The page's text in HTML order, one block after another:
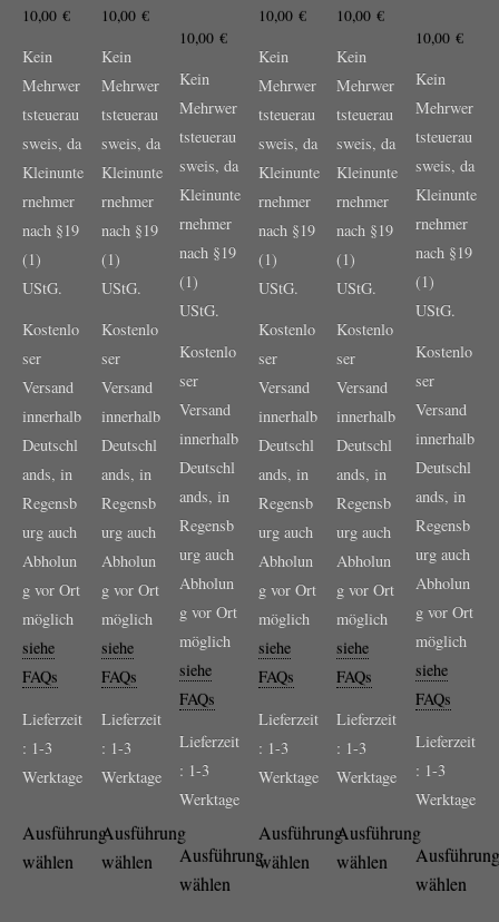
10,00 €
Kein
Mehrwer
tsteuerau
sweis, da
Kleinunte
rnehmer
nach §19
(1)
UStG.
Kostenlo
ser
Versand
innerhalb
Deutschl
ands, in
Regensb
urg auch
Abholun
g vor Ort
möglich
siehe
FAQs
Lieferzeit
: 1-3
Werktage
Ausführung
wählen
10,00 €
Kein
Mehrwer
tsteuerau
sweis, da
Kleinunte
rnehmer
nach §19
(1)
UStG.
Kostenlo
ser
Versand
innerhalb
Deutschl
ands, in
Regensb
urg auch
Abholun
g vor Ort
möglich
siehe
FAQs
Lieferzeit
: 1-3
Werktage
Ausführung
wählen
10,00€
Kein
Mehrwer
tsteuerau
sweis, da
Kleinunte
rnehmer
nach §19
(1)
UStG.
Kostenlo
ser
Versand
innerhalb
Deutschl
ands, in
Regensb
urg auch
Abholun
g vor Ort
möglich
siehe
FAQs
Lieferzeit
: 1-3
Werktage
Ausführung
wählen
10,00 €
Kein
Mehrwer
tsteuerau
sweis, da
Kleinunte
rnehmer
nach §19
(1)
UStG.
Kostenlo
ser
Versand
innerhalb
Deutschl
ands, in
Regensb
urg auch
Abholun
g vor Ort
möglich
siehe
FAQs
Lieferzeit
: 1-3
Werktage
Ausführung
wählen
10,00€
Kein
Mehrwer
tsteuerau
sweis, da
Kleinunte
rnehmer
nach §19
(1)
UStG.
Kostenlo
ser
Versand
innerhalb
Deutschl
ands, in
Regensb
urg auch
Abholun
g vor Ort
möglich
siehe
FAQs
Lieferzeit
: 1-3
Werktage
Ausführung
wählen
10,00 €
Kein
Mehrwer
tsteuerau
sweis, da
Kleinunte
rnehmer
nach §19
(1)
UStG.
Kostenlo
ser
Versand
innerhalb
Deutschl
ands, in
Regensb
urg auch
Abholun
g vor Ort
möglich
siehe
FAQs
Lieferzeit
: 1-3
Werktage
Ausführung
wählen